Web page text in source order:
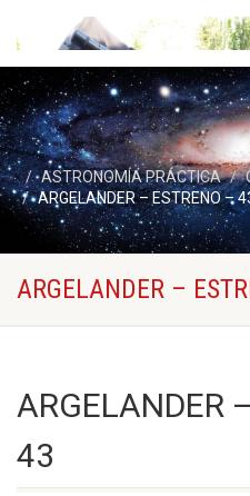
ASTRONOMÍA PRÁCTICA
ARGELANDER – ESTRENO –
ARGELANDER –
ARGELANDER
43